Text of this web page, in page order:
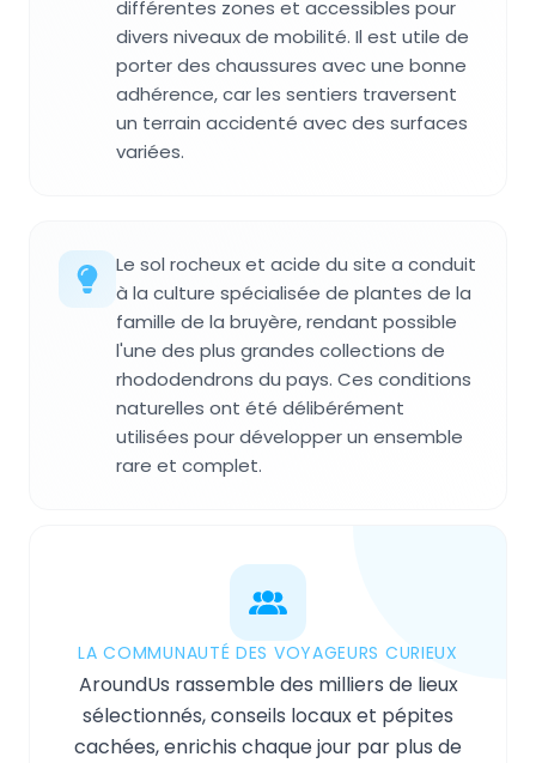
différentes zones et accessibles pour
divers niveaux de mobilité. Il est utile de
porter des chaussures avec une bonne
adhérence, car les sentiers traversent
un terrain accidenté avec des surfaces
variées.
Le sol rocheux et acide du site a conduit
à la culture spécialisée de plantes de la
famille de la bruyère, rendant possible
l'une des plus grandes collections de
rhododendrons du pays. Ces conditions
naturelles ont été délibérément
utilisées pour développer un ensemble
rare et complet.
LA COMMUNAUTÉ DES VOYAGEURS CURIEUX
AroundUs rassemble des milliers de lieux
sélectionnés, conseils locaux et pépites
cachées, enrichis chaque jour par plus de